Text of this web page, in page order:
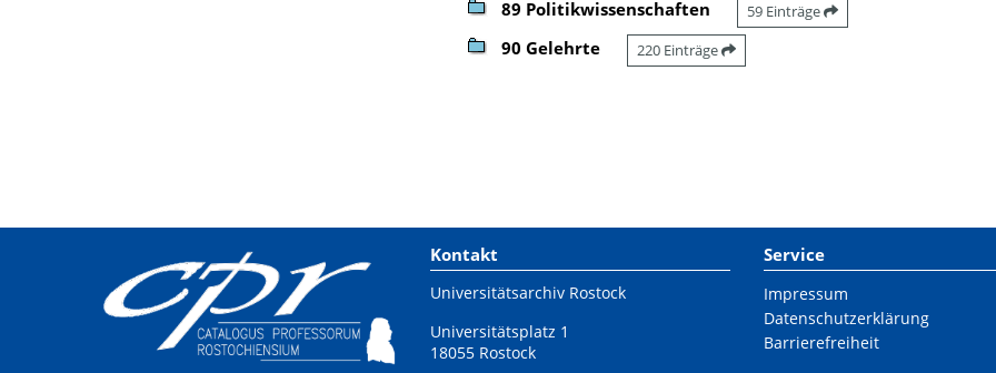
89 Politikwissenschaften 59 Einträge
90 Gelehrte 220 Einträge
Kontakt
Universitätsarchiv Rostock
Universitätsplatz 1
18055 Rostock
Service
Impressum
Datenschutzerklärung
Barrierefreiheit